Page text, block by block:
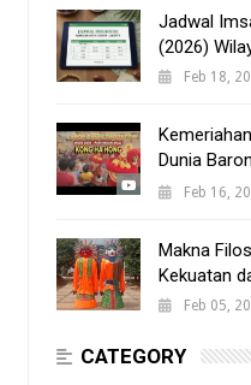
Jadwal
(2026)
Feb 18,
Dunia
Indah Mall
Feb 16,
Makna
Kekuatan
Feb 05,
CATEGORY